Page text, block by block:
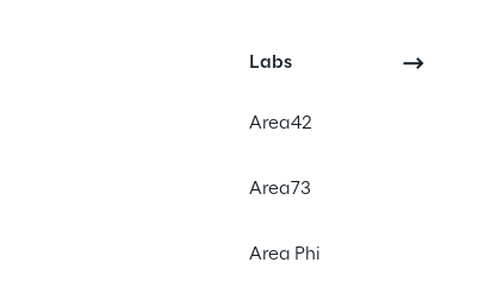
Labs
Area42
Area73
Area Phi